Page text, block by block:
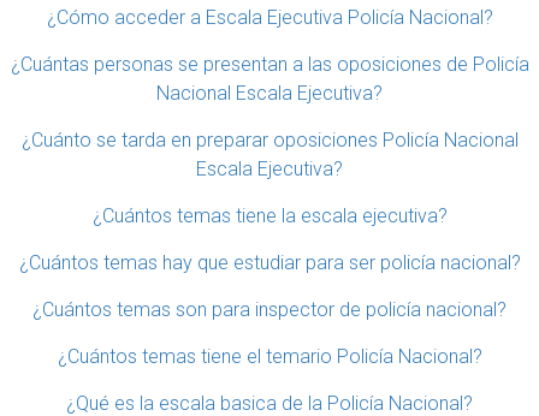
¿Cómo acceder a Escala Ejecutiva Policía Nacional?
¿Cuántas personas se presentan a las oposiciones de Policía
Nacional Escala Ejecutiva?
¿Cuánto se tarda en preparar oposiciones Policía Nacional
Escala Ejecutiva?
¿Cuántos temas tiene la escala ejecutiva?
¿Cuántos temas hay que estudiar para ser policía nacional?
¿Cuántos temas son para inspector de policía nacional?
¿Cuántos temas tiene el temario Policía Nacional?
¿Qué es la escala basica de la Policía Nacional?